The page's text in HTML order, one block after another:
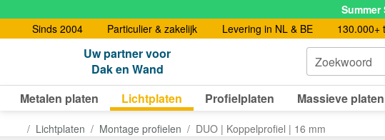
Sinds 2004
Particulier & zakelijk Levering in NL & BE 130.000+
Uw partner voor
Dak en Wand
Zoekwoord
Metalen platen Lichtplaten Profielplaten Massieve platen
Lichtplaten Montage profielen DUO | Koppelprofiel | 16 mm